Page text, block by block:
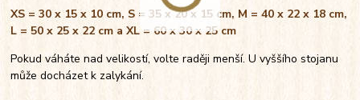
XS = 30 x 15 x 10 cm, S = 35 x 20 x 15 cm, M = 40 x 22 x 18 cm,
L = 50 x 25 x 22 cm a XL = 60 x 30 x 25 cm
Pokud váháte nad velikostí, volte raději menší. U vyššího stojanu
může docházet k zalykání.